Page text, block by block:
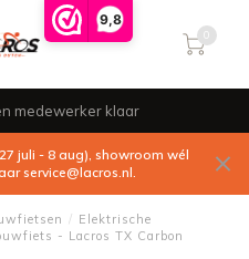
9,8
0
medewerker klaar
juli - 8 aug), showroom wél
service@lacros.nl.
/ Elektrische
- Lacros TX Carbon